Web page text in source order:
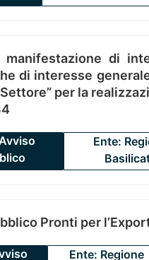
manifestazione di
di interesse
per la
Ente:
Pronti per
Ente: Regione